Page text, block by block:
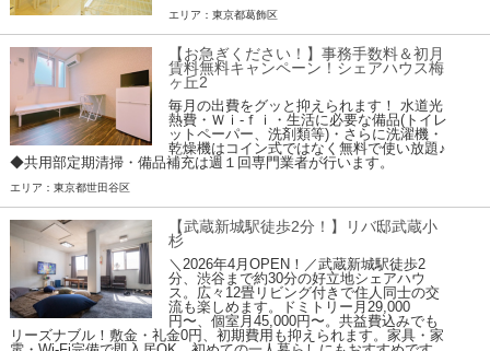
エリア：東京都葛飾区
【お急ぎください！】事務手数料＆初月
賃料無料キャンペーン！シェアハウス梅
ヶ丘2
毎月の出費をグッと抑えられます！ 水道光
熱費・Ｗｉ-ｆｉ・生活に必要な備品(トイレ
ットペーパー、洗剤類等)・さらに洗濯機・
乾燥機はコイン式ではなく無料で使い放題♪
◆共用部定期清掃・備品補充は週１回専門業者が行います。
エリア：東京都世田谷区
【武蔵新城駅徒歩2分！】リバ邸武蔵小
杉
＼2026年4月OPEN！／武蔵新城駅徒歩2
分、渋谷まで約30分の好立地シェアハウ
ス。広々12畳リビング付きで住人同士の交
流も楽しめます。ドミトリー月29,000
円〜、個室月45,000円〜。共益費込みでも
リーズナブル！敷金・礼金0円、初期費用も抑えられます。家具・家